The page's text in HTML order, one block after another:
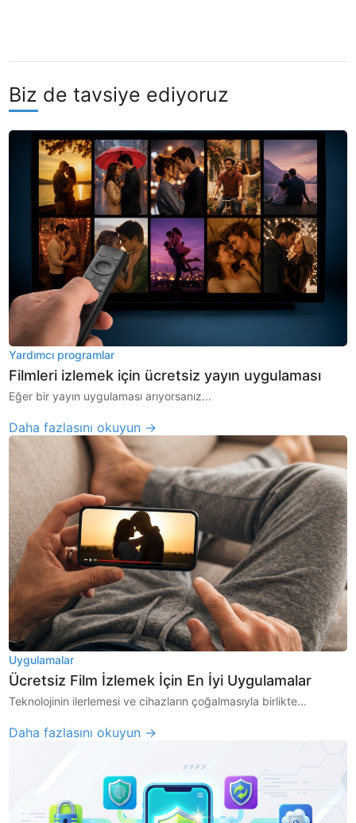
Biz de tavsiye ediyoruz
Yardımcı programlar
Filmleri izlemek için ücretsiz yayın uygulaması
Eğer bir yayın uygulaması arıyorsanız...
Daha fazlasını okuyun →
Uygulamalar
Ücretsiz Film İzlemek İçin En İyi Uygulamalar
Teknolojinin ilerlemesi ve cihazların çoğalmasıyla birlikte...
Daha fazlasını okuyun →